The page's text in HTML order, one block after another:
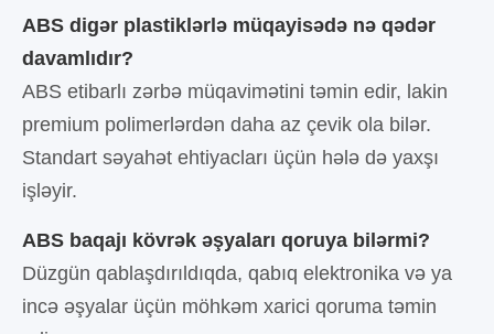
ABS digər plastiklərlə müqayisədə nə qədər
davamlıdır?
ABS etibarlı zərbə müqavimətini təmin edir, lakin
premium polimerlərdən daha az çevik ola bilər.
Standart səyahət ehtiyacları üçün hələ də yaxşı
işləyir.
ABS baqajı kövrək əşyaları qoruya bilərmi?
Düzgün qablaşdırıldıqda, qabıq elektronika və ya
incə əşyalar üçün möhkəm xarici qoruma təmin